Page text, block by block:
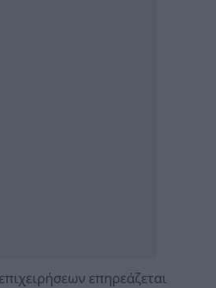
επηρεάζεται